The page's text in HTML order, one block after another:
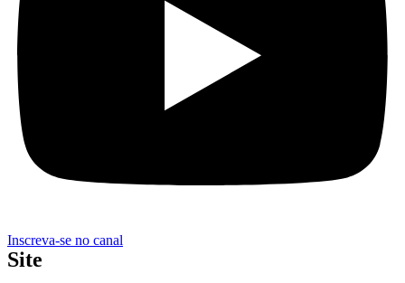
Inscreva-se no canal
Site